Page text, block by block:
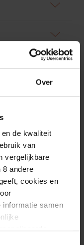
Over
de kwaliteit
van
vergelijkbare
8 andere
cookies en
informatie samen
een originele